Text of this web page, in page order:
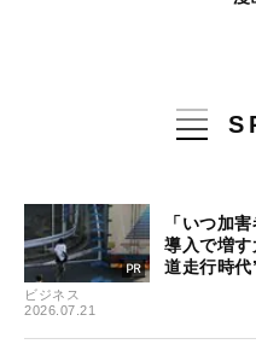
ビジネス
2026.07.21
「いつ加
導入で増
道走行時